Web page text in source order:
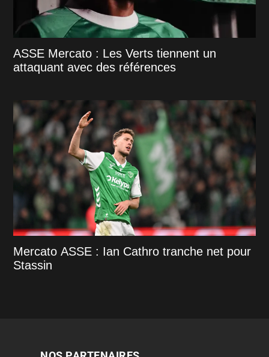
ASSE Mercato : Les Verts tiennent un
attaquant avec des références
Mercato ASSE : Ian Cathro tranche net pour
Stassin